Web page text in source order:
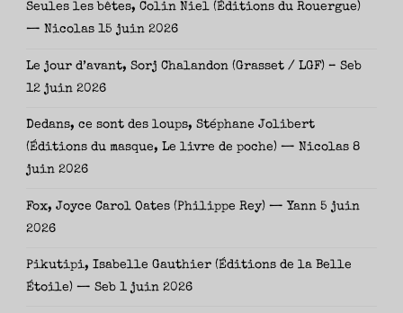
Seules les bêtes, Colin Niel (Éditions du Rouergue)
— Nicolas 15 juin 2026
Le jour d’avant, Sorj Chalandon (Grasset / LGF) – Seb
12 juin 2026
Dedans, ce sont des loups, Stéphane Jolibert
(Éditions du masque, Le livre de poche) — Nicolas 8
juin 2026
Fox, Joyce Carol Oates (Philippe Rey) — Yann 5 juin
2026
Pikutipi, Isabelle Gauthier (Éditions de la Belle
Étoile) — Seb 1 juin 2026